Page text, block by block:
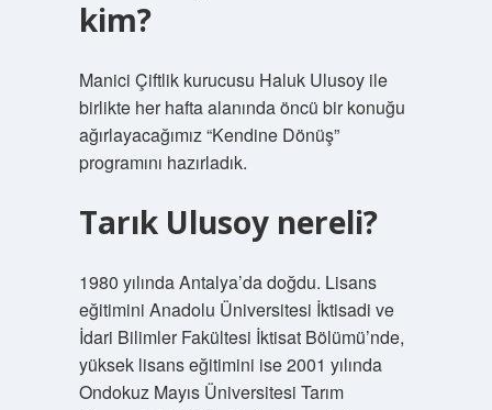
kim?
Manici Çiftlik kurucusu Haluk Ulusoy ile
birlikte her hafta alanında öncü bir konuğu
ağırlayacağımız “Kendine Dönüş”
programını hazırladık.
Tarık Ulusoy nereli?
1980 yılında Antalya’da doğdu. Lisans
eğitimini Anadolu Üniversitesi İktisadi ve
İdari Bilimler Fakültesi İktisat Bölümü’nde,
yüksek lisans eğitimini ise 2001 yılında
Ondokuz Mayıs Üniversitesi Tarım